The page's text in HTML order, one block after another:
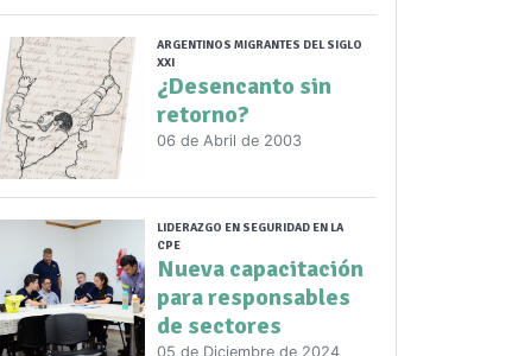
ARGENTINOS MIGRANTES DEL SIGLO
XXI
¿Desencanto sin
retorno?
06 de Abril de 2003
LIDERAZGO EN SEGURIDAD EN LA
CPE
Nueva capacitación
para responsables
de sectores
05 de Diciembre de 2024